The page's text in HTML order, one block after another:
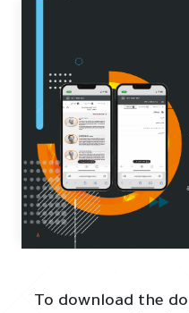
To download the